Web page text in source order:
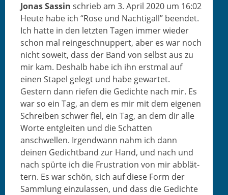
Jonas Sassin schrieb am 3. April 2020 um 16:02
Heute habe ich “Rose und Nachti­gall” beendet.
Ich hat­te in den let­zten Tagen immer wieder
schon mal reingeschnup­pert, aber es war noch
nicht soweit, dass der Band von selb­st aus zu
mir kam. Deshalb habe ich ihn erst­mal auf
einen Stapel gelegt und habe gewartet.
Gestern dann riefen die Gedichte nach mir. Es
war so ein Tag, an dem es mir mit dem eige­nen
Schreiben schw­er fiel, ein Tag, an dem dir alle
Worte ent­gleit­en und die Schat­ten
anschwellen. Irgend­wann nahm ich dann
deinen Gedicht­band zur Hand, und nach und
nach spürte ich die Frus­tra­tion von mir abblät­
tern. Es war schön, sich auf diese Form der
Samm­lung einzu­lassen, und dass die Gedichte